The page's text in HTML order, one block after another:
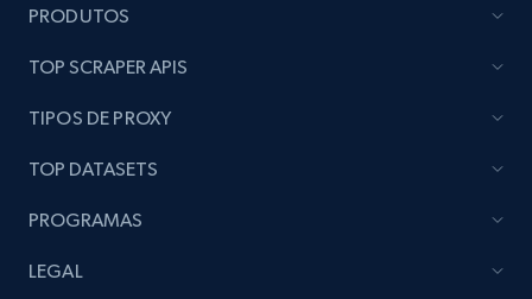
URL, Title, Rating, Reviews, Initial price, Final
988+
Lazada - Products - Discover products by
PRODUTOS
TOP SCRAPER APIS
TIPOS DE PROXY
TOP DATASETS
PROGRAMAS
LEGAL